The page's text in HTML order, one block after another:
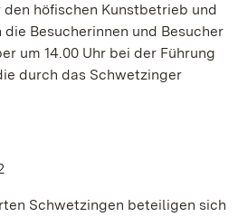
höfischen Kunstbetrieb und
Besucherinnen und Besucher
um 14.00 Uhr bei der Führung
durch das Schwetzinger
Schwetzingen beteiligen sich